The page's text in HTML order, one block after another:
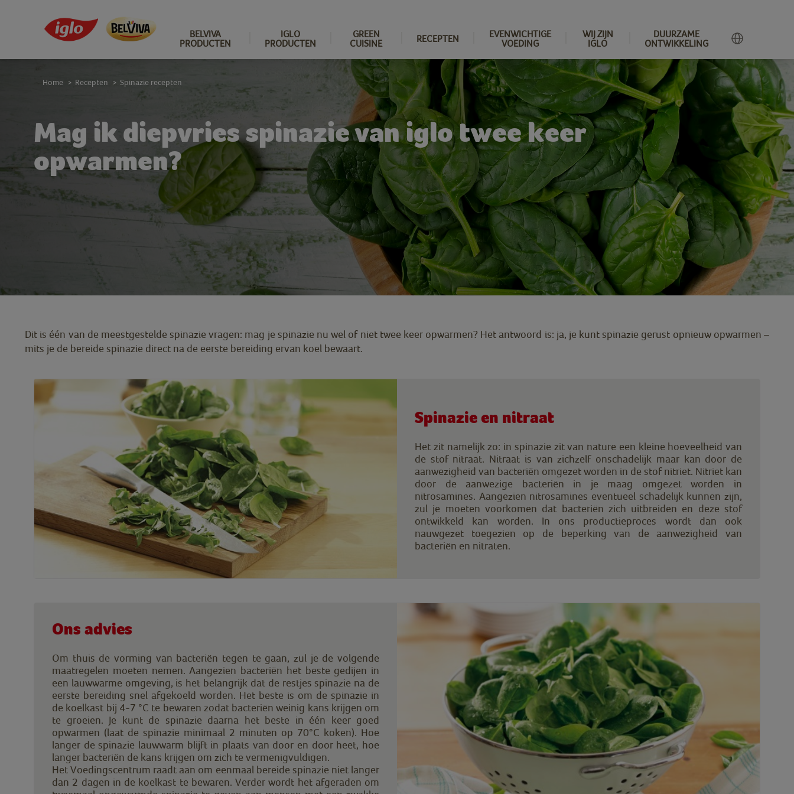
BELVIVA
PRODUCTEN
IGLO
PRODUCTEN
GREEN
CUISINE
RECEPTEN
EVENWICHTIGE
VOEDING
WIJ ZIJN
IGLO
DUURZAME
ONTWIKKELING
Mag ik diepvries spinazie van iglo twee keer
opwarmen?
Home > Recepten > Spinazie recepten
Dit is één van de meestgestelde spinazie vragen: mag je spinazie nu wel of niet twee keer opwarmen? Het antwoord is: ja, je kunt spinazie gerust opnieuw opwarmen –
mits je de bereide spinazie direct na de eerste bereiding ervan koel bewaart.
Spinazie en nitraat
Het zit namelijk zo: in spinazie zit van nature een kleine hoeveelheid van
de stof nitraat. Nitraat is van zichzelf onschadelijk maar kan door de
aanwezigheid van bacteriën omgezet worden in de stof nitriet. Nitriet kan
door de aanwezige bacteriën in je maag omgezet worden in
nitrosamines. Aangezien nitrosamines eventueel schadelijk kunnen zijn,
zul je moeten voorkomen dat bacteriën zich uitbreiden en deze stof
ontwikkeld kan worden. In ons productieproces wordt dan ook
nauwgezet toegezien op de beperking van de aanwezigheid van
bacteriën en nitraten.
Ons advies
Om thuis de vorming van bacteriën tegen te gaan, zul je de volgende
maatregelen moeten nemen. Aangezien bacteriën het beste gedijen in
een lauwwarme omgeving, is het belangrijk dat de restjes spinazie na de
eerste bereiding snel afgekoeld worden. Het beste is om de spinazie in
de koelkast bij 4-7 °C te bewaren zodat bacteriën weinig kans krijgen om
te groeien. Je kunt de spinazie daarna het beste in één keer goed
opwarmen (laat de spinazie minimaal 2 minuten op 70°C koken). Hoe
langer de spinazie lauwwarm blijft in plaats van door en door heet, hoe
langer bacteriën de kans krijgen om zich te vermenigvuldigen.
Het Voedingscentrum raadt aan om eenmaal bereide spinazie niet langer
dan 2 dagen in de koelkast te bewaren. Verder wordt het afgeraden om